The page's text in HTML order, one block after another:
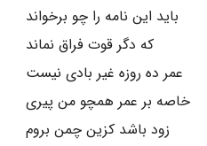
باید این نامه را چو برخواند
که دگر قوت فراق نماند
عمر ده روزه غیر بادی نیست
خاصه بر عمر همچو من پیری
زود باشد کزین چمن بروم